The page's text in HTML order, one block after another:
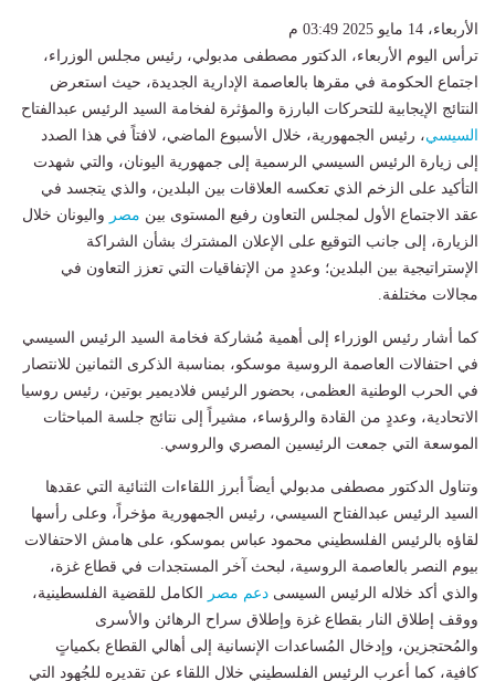
الأربعاء، 14 مايو 2025 03:49 م
ترأس اليوم الأربعاء، الدكتور مصطفى مدبولي، رئيس مجلس الوزراء،
اجتماع الحكومة في مقرها بالعاصمة الإدارية الجديدة، حيث استعرض
النتائج الإيجابية للتحركات البارزة والمؤثرة لفخامة السيد الرئيس عبدالفتاح
السيسي، رئيس الجمهورية، خلال الأسبوع الماضي، لافتاً في هذا الصدد
إلى زيارة الرئيس السيسي الرسمية إلى جمهورية اليونان، والتي شهدت
التأكيد على الزخم الذي تعكسه العلاقات بين البلدين، والذي يتجسد في
عقد الاجتماع الأول لمجلس التعاون رفيع المستوى بين مصر واليونان خلال
الزيارة، إلى جانب التوقيع على الإعلان المشترك بشأن الشراكة
الإستراتيجية بين البلدين؛ وعددٍ من الإتفاقيات التي تعزز التعاون في
مجالات مختلفة.
كما أشار رئيس الوزراء إلى أهمية مُشاركة فخامة السيد الرئيس السيسي
في احتفالات العاصمة الروسية موسكو، بمناسبة الذكرى الثمانين للانتصار
في الحرب الوطنية العظمى، بحضور الرئيس فلاديمير بوتين، رئيس روسيا
الاتحادية، وعددٍ من القادة والرؤساء، مشيراً إلى نتائج جلسة المباحثات
الموسعة التي جمعت الرئيسين المصري والروسي.
وتناول الدكتور مصطفى مدبولي أيضاً أبرز اللقاءات الثنائية التي عقدها
السيد الرئيس عبدالفتاح السيسي، رئيس الجمهورية مؤخراً، وعلى رأسها
لقاؤه بالرئيس الفلسطيني محمود عباس بموسكو، على هامش الاحتفالات
بيوم النصر بالعاصمة الروسية، لبحث آخر المستجدات في قطاع غزة،
والذي أكد خلاله الرئيس السيسى دعم مصر
الكامل للقضية الفلسطينية،
ووقف إطلاق النار بقطاع غزة وإطلاق سراح الرهائن والأسرى
والمُحتجزين، وإدخال المُساعدات الإنسانية إلى أهالي القطاع بكمياتٍ
كافية، كما أعرب الرئيس الفلسطيني خلال اللقاء عن تقديره للجُهود التي